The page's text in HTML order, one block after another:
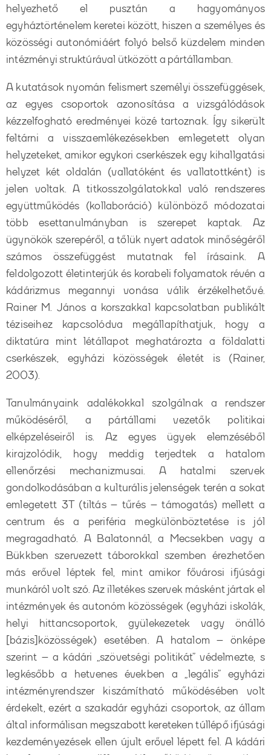
helyezhető el pusztán a hagyományos
egyháztörténelem keretei között, hiszen a személyes és
közösségi autonómiáért folyó belső küzdelem minden
intézményi struktúrával ütközött a pártállamban.
A kutatások nyomán felismert személyi összefüggések,
az egyes csoportok azonosítása a vizsgálódások
kézzelfogható eredményei közé tartoznak. Így sikerült
feltárni a visszaemlékezésekben emlegetett olyan
helyzeteket, amikor egykori cserkészek egy kihallgatási
helyzet két oldalán (vallatóként és vallatottként) is
jelen voltak. A titkosszolgálatokkal való rendszeres
együttműködés (kollaboráció) különböző módozatai
több esettanulmányban is szerepet kaptak. Az
ügynökök szerepéről, a tőlük nyert adatok minőségéről
számos összefüggést mutatnak fel írásaink. A
feldolgozott életinterjúk és korabeli folyamatok révén a
kádárizmus megannyi vonása válik érzékelhetővé.
Rainer M. János a korszakkal kapcsolatban publikált
téziseihez kapcsolódva megállapíthatjuk, hogy a
diktatúra mint létállapot meghatározta a földalatti
cserkészek, egyházi közösségek életét is (Rainer,
2003).
Tanulmányaink adalékokkal szolgálnak a rendszer
működéséről, a pártállami vezetők politikai
elképzeléseiről is. Az egyes ügyek elemzéséből
kirajzolódik, hogy meddig terjedtek a hatalom
ellenőrzési mechanizmusai. A hatalmi szervek
gondolkodásában a kulturális jelenségek terén a sokat
emlegetett 3T (tiltás – tűrés – támogatás) mellett a
centrum és a periféria megkülönböztetése is jól
megragadható. A Balatonnál, a Mecsekben vagy a
Bükkben szervezett táborokkal szemben érezhetően
más erővel léptek fel, mint amikor fővárosi ifjúsági
munkáról volt szó. Az illetékes szervek másként jártak el
intézmények és autonóm közösségek (egyházi iskolák,
helyi hittancsoportok, gyülekezetek vagy önálló
[bázis]közösségek) esetében. A hatalom – önképe
szerint – a kádári „szövetségi politikát” védelmezte, s
legkésőbb a hetvenes években a „legális” egyházi
intézményrendszer kiszámítható működésében volt
érdekelt, ezért a szakadár egyházi csoportok, az állam
által informálisan megszabott kereteken túllépő ifjúsági
kezdeményezések ellen újult erővel lépett fel. A kádári